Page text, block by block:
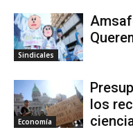
Sindicales
Economía
los